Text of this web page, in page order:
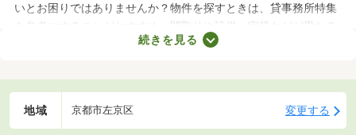
いとお困りではありませんか？物件を探すときは、貸事務所特集
を参考にすることがおすすめ。間取りや設備、家賃などが異なる
さまざまな物件をまとめて見られるので、希望にあう事務所が見
も、複数の事務所を比較してみましょう。
続きを見る
地域 京都市左京区 変更する